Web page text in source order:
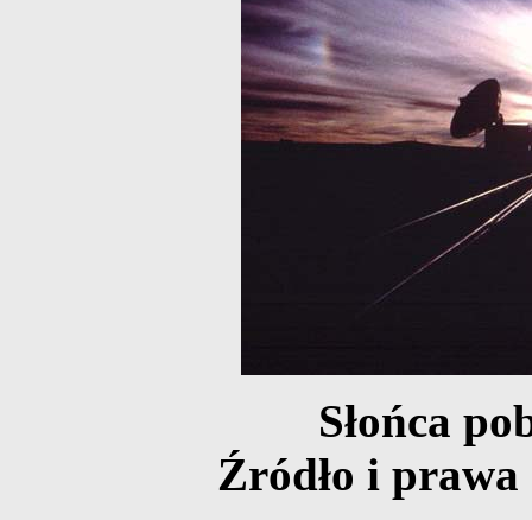
Słońca
Źródło i